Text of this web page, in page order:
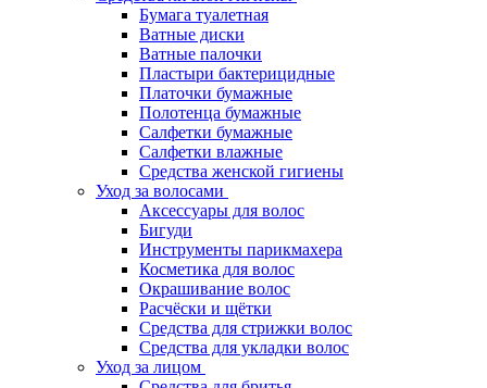
Бумага туалетная
Ватные диски
Ватные палочки
Пластыри бактерицидные
Платочки бумажные
Полотенца бумажные
Салфетки бумажные
Салфетки влажные
Средства женской гигиены
Уход за волосами
Аксессуары для волос
Бигуди
Инструменты парикмахера
Косметика для волос
Окрашивание волос
Расчёски и щётки
Средства для стрижки волос
Средства для укладки волос
Уход за лицом